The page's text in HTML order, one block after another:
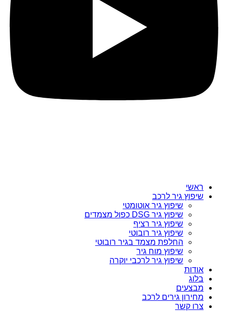
ראשי
שיפוץ גיר לרכב
שיפוץ גיר אוטומטי
שיפוץ גיר DSG כפול מצמדים
שיפוץ גיר רציף
שיפוץ גיר רובוטי
החלפת מצמד בגיר רובוטי
שיפוץ מוח גיר
שיפוץ גיר לרכבי יוקרה
אודות
בלוג
מבצעים
מחירון גירים לרכב
צרו קשר